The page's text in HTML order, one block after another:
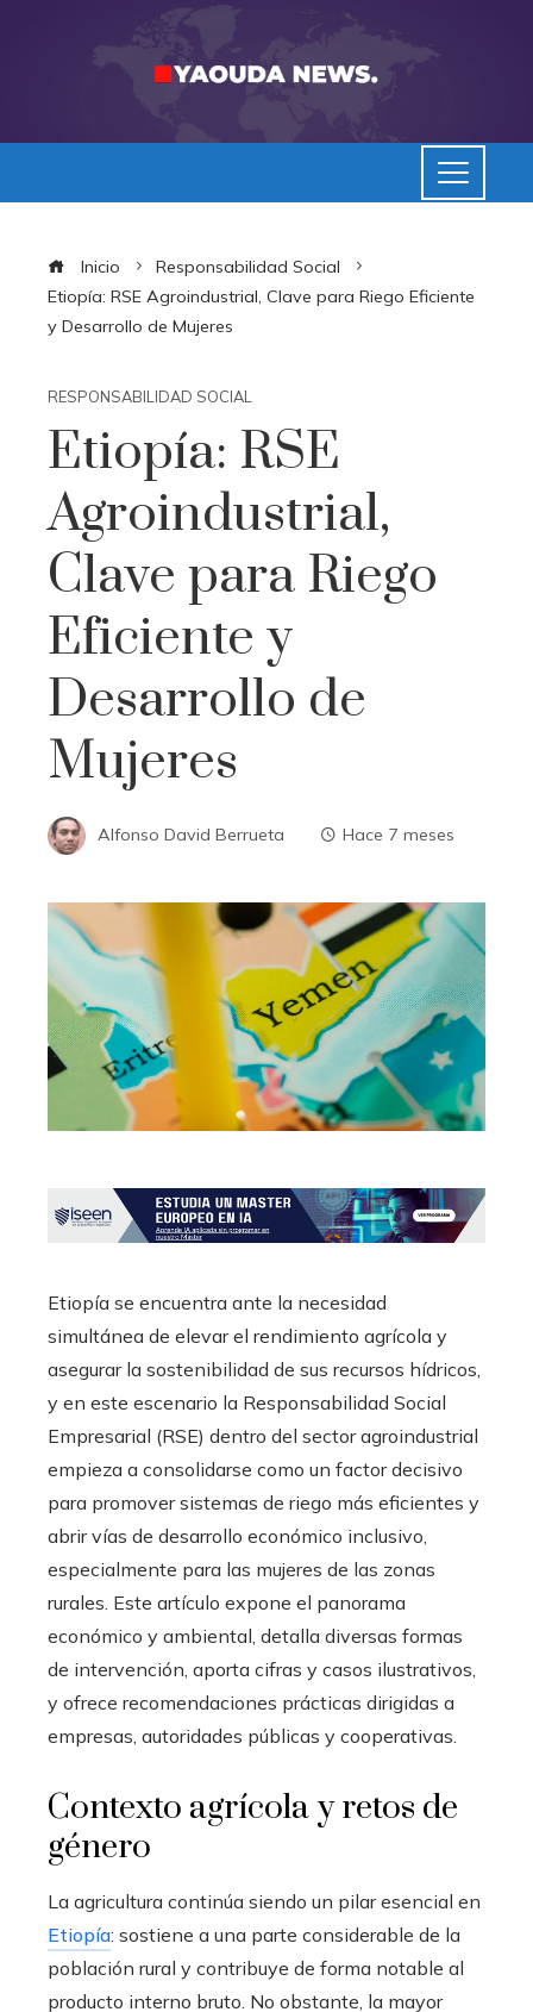
Inicio
Responsabilidad Social
Etiopía: RSE Agroindustrial, Clave para Riego Eficiente
y Desarrollo de Mujeres
RESPONSABILIDAD SOCIAL
Etiopía: RSE
Agroindustrial,
Clave para Riego
Eficiente y
Desarrollo de
Mujeres
Alfonso David Berrueta Hace 7 meses
Etiopía se encuentra ante la necesidad
simultánea de elevar el rendimiento agrícola y
asegurar la sostenibilidad de sus recursos hídricos,
y en este escenario la Responsabilidad Social
Empresarial (RSE) dentro del sector agroindustrial
empieza a consolidarse como un factor decisivo
para promover sistemas de riego más eficientes y
abrir vías de desarrollo económico inclusivo,
especialmente para las mujeres de las zonas
rurales. Este artículo expone el panorama
económico y ambiental, detalla diversas formas
de intervención, aporta cifras y casos ilustrativos,
y ofrece recomendaciones prácticas dirigidas a
empresas, autoridades públicas y cooperativas.
Contexto agrícola y retos de
género
La agricultura continúa siendo un pilar esencial en
Etiopía: sostiene a una parte considerable de la
población rural y contribuye de forma notable al
producto interno bruto. No obstante, la mayor